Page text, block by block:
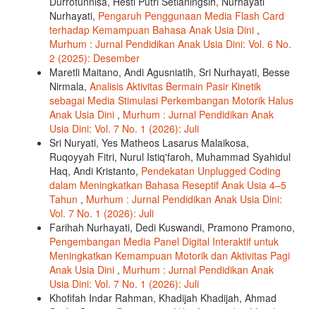
Nurhayati, Pengaruh Penggunaan Media Flash Card
terhadap Kemampuan Bahasa Anak Usia Dini ,
Murhum : Jurnal Pendidikan Anak Usia Dini: Vol. 6 No.
2 (2025): Desember
Maretli Maitano, Andi Agusniatih, Sri Nurhayati, Besse
Nirmala, Analisis Aktivitas Bermain Pasir Kinetik
sebagai Media Stimulasi Perkembangan Motorik Halus
Anak Usia Dini , Murhum : Jurnal Pendidikan Anak
Usia Dini: Vol. 7 No. 1 (2026): Juli
Sri Nuryati, Yes Matheos Lasarus Malaikosa,
Ruqoyyah Fitri, Nurul Istiq'faroh, Muhammad Syahidul
Haq, Andi Kristanto, Pendekatan Unplugged Coding
dalam Meningkatkan Bahasa Reseptif Anak Usia 4–5
Tahun , Murhum : Jurnal Pendidikan Anak Usia Dini:
Vol. 7 No. 1 (2026): Juli
Farihah Nurhayati, Dedi Kuswandi, Pramono Pramono,
Pengembangan Media Panel Digital Interaktif untuk
Meningkatkan Kemampuan Motorik dan Aktivitas Pagi
Anak Usia Dini , Murhum : Jurnal Pendidikan Anak
Usia Dini: Vol. 7 No. 1 (2026): Juli
Khofifah Indar Rahman, Khadijah Khadijah, Ahmad